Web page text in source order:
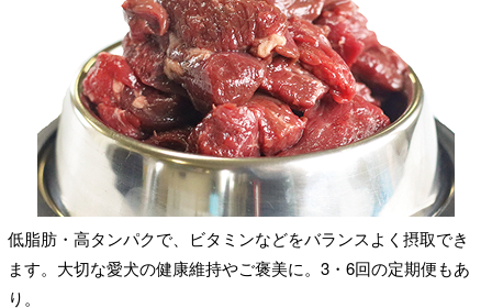
低脂肪・高タンパクで、ビタミンなどをバランスよく摂取でき
ます。大切な愛犬の健康維持やご褒美に。3・6回の定期便もあ
り。